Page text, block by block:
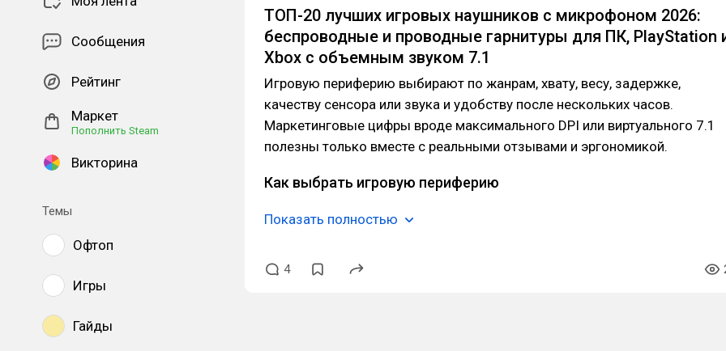
Сообщения
Рейтинг
Маркет
Пополнить Steam
Викторина
Темы
Офтоп
Игры
Гайды
ТОП-20 лучших игровых наушников с микрофоном 2026:
беспроводные и проводные гарнитуры для ПК, PlayStation
Xbox с объемным звуком 7.1
Игровую периферию выбирают по жанрам, хвату, весу, задержке,
качеству сенсора или звука и удобству после нескольких часов.
Маркетинговые цифры вроде максимального DPI или виртуального 7.1
полезны только вместе с реальными отзывами и эргономикой.
Как выбрать игровую периферию
Показать полностью
4